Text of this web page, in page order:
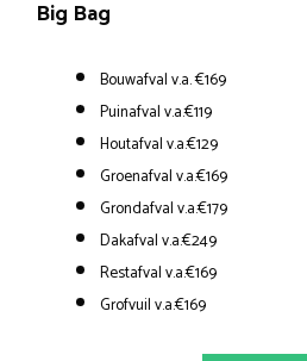
Big Bag
Bouwafval v.a. €169
Puinafval v.a.€119
Houtafval v.a.€129
Groenafval v.a.€169
Grondafval v.a.€179
Dakafval v.a.€249
Restafval v.a.€169
Grofvuil v.a.€169